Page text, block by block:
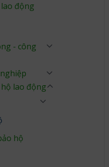
động
- công
lao động
hộ